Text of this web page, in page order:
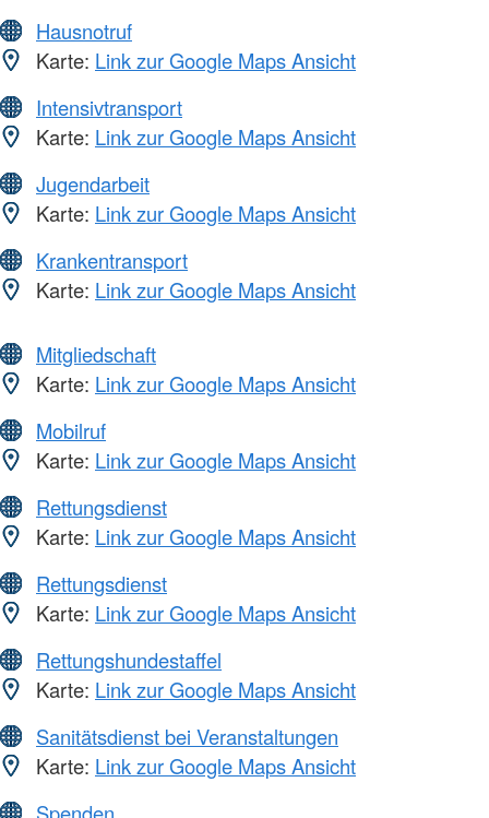
Hausnotruf
Karte: Link zur Google Maps Ansicht
Intensivtransport
Karte: Link zur Google Maps Ansicht
Jugendarbeit
Karte: Link zur Google Maps Ansicht
Krankentransport
Karte: Link zur Google Maps Ansicht
Mitgliedschaft
Karte: Link zur Google Maps Ansicht
Mobilruf
Karte: Link zur Google Maps Ansicht
Rettungsdienst
Karte: Link zur Google Maps Ansicht
Rettungsdienst
Karte: Link zur Google Maps Ansicht
Rettungshundestaffel
Karte: Link zur Google Maps Ansicht
Sanitätsdienst bei Veranstaltungen
Karte: Link zur Google Maps Ansicht